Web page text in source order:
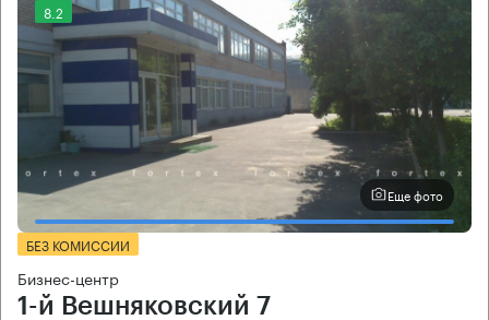
8.2
Еще фото
БЕЗ КОМИССИИ
Бизнес-центр
1-й Вешняковский 7